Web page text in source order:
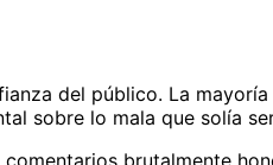
del público. La
sobre lo mala que solía